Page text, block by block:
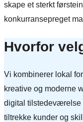
skape et sterkt
konkurransepreget
Hvorfor
Vi kombinerer lokal
kreative og moderne
digital tilstedeværelse
tiltrekke kunder og